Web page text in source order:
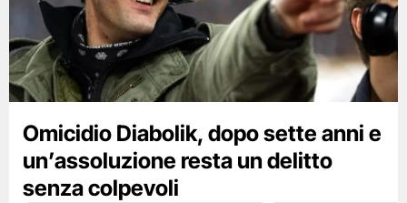
Omicidio Diabolik, dopo sette anni e
un’assoluzione resta un delitto
senza colpevoli